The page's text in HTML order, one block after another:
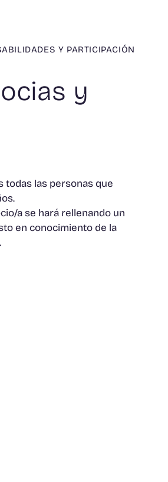
Y PARTICIPACIÓN
y
todas las personas que
a se hará rellenando un
en conocimiento de la